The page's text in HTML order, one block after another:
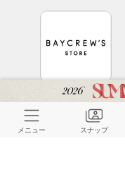
メニュー スナップ